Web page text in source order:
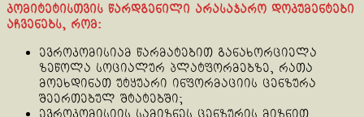
კომიტეტისთვის წარდგენილი არასაჯარო დოკუმენტები
აჩვენებს, რომ:
ევროკომისიამ წარმატებით განახორციელა
ზეწოლა სოციალურ პლატფორმებზე, რათა
მოეხდინათ უტყუარი ინფორმაციის ცენზურა
შეერთებულ შტატებში;